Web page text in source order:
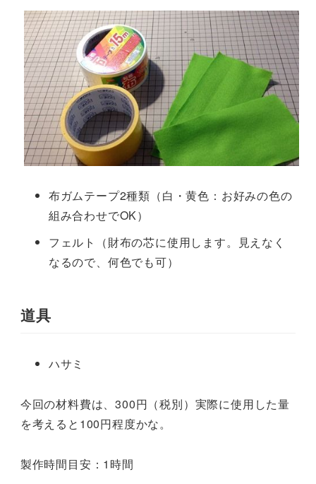
布ガムテープ2種類（白・黄色：お好みの色の
組み合わせでOK）
フェルト（財布の芯に使用します。見えなく
なるので、何色でも可）
道具
ハサミ
今回の材料費は、300円（税別）実際に使用した量
を考えると100円程度かな。
製作時間目安：1時間